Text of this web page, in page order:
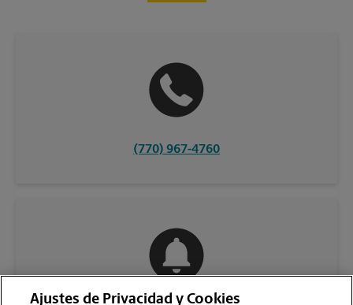
(770) 967-4760
Ajustes de Privacidad y Cookies